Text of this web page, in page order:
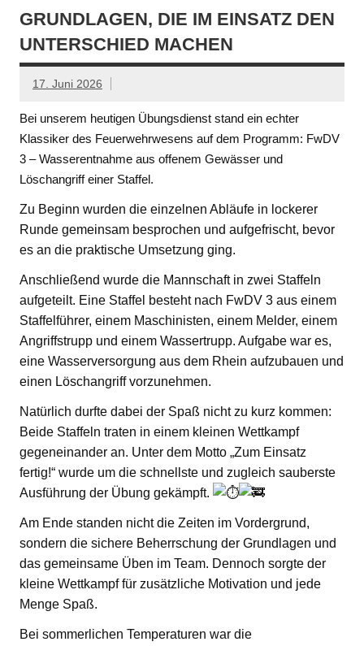
GRUNDLAGEN, DIE IM EINSATZ DEN
UNTERSCHIED MACHEN
17. Juni 2026
Bei unserem heutigen Übungsdienst stand ein echter
Klassiker des Feuerwehrwesens auf dem Programm: FwDV
3 – Wasserentnahme aus offenem Gewässer und
Löschangriff einer Staffel.
Zu Beginn wurden die einzelnen Abläufe in lockerer
Runde gemeinsam besprochen und aufgefrischt, bevor
es an die praktische Umsetzung ging.
Anschließend wurde die Mannschaft in zwei Staffeln
aufgeteilt. Eine Staffel besteht nach FwDV 3 aus einem
Staffelführer, einem Maschinisten, einem Melder, einem
Angriffstrupp und einem Wassertrupp. Aufgabe war es,
eine Wasserversorgung aus dem Rhein aufzubauen und
einen Löschangriff vorzunehmen.
Natürlich durfte dabei der Spaß nicht zu kurz kommen:
Beide Staffeln traten in einem kleinen Wettkampf
gegeneinander an. Unter dem Motto „Zum Einsatz
fertig!“ wurde um die schnellste und zugleich sauberste
Ausführung der Übung gekämpft.
Am Ende standen nicht die Zeiten im Vordergrund,
sondern die sichere Beherrschung der Grundlagen und
das gemeinsame Üben im Team. Dennoch sorgte der
kleine Wettkampf für zusätzliche Motivation und jede
Menge Spaß.
Bei sommerlichen Temperaturen war die